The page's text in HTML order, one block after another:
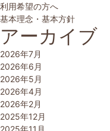
利用希望の方へ
基本理念・基本方針
アーカイブ
2026年7月
2026年6月
2026年5月
2026年4月
2026年2月
2025年12月
2025年11月